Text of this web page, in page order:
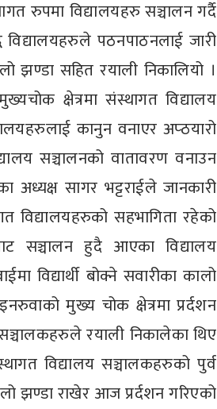
रुपमा विद्यालयहरु सञ्चालन गर्दै
विद्यालयहरुले पठनपाठनलाई जारी
झण्डा सहित रयाली निकालियो ।
क्षेत्रमा संस्थागत विद्यालय
कानुन वनाएर अप्ठयारो
सञ्चालनको वातावरण वनाउन
सागर भट्टराईले जानकारी
विद्यालयहरुको सहभागिता रहेको
सञ्चालन हुदै आएका विद्यालय
विद्यार्थी बोक्ने सवारीका कालो
मुख्य चोक क्षेत्रमा प्रर्दशन
रयाली निकालेका थिए
विद्यालय सञ्चालकहरुको पुर्व
झण्डा राखेर आज प्रर्दशन गरिएको